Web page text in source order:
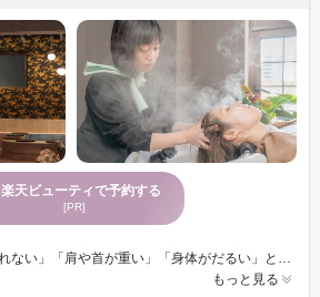
楽天ビューティで予約する
[PR]
最近、「寝ても疲れが取れない」「肩や首が重い」「身体がだるい」と感じていませんか？ その原因は、夏の暑さだけではなく、冷房による冷えや長時間のデスクワーク、スマホ・パソコンによる眼精疲労かもしれません。 BIG FOOT SPA 上野・御徒町店では、整体・足つぼ・アロマリンパ・クリームヘッドスパ・フェイシャルなど、多彩なリラクゼーションメニューをご用意しております。
もっと見る